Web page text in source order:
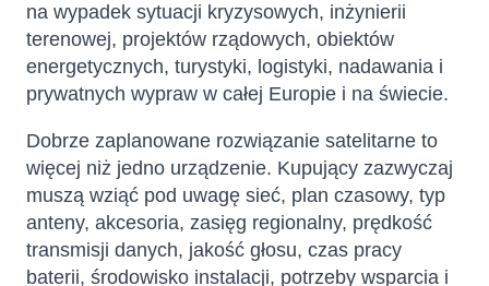
na wypadek sytuacji kryzysowych, inżynierii
terenowej, projektów rządowych, obiektów
energetycznych, turystyki, logistyki, nadawania i
prywatnych wypraw w całej Europie i na świecie.
Dobrze zaplanowane rozwiązanie satelitarne to
więcej niż jedno urządzenie. Kupujący zazwyczaj
muszą wziąć pod uwagę sieć, plan czasowy, typ
anteny, akcesoria, zasięg regionalny, prędkość
transmisji danych, jakość głosu, czas pracy
baterii, środowisko instalacji, potrzeby wsparcia i